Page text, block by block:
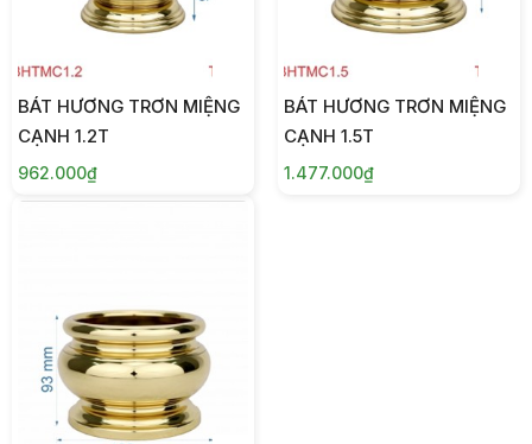
BÁT HƯƠNG TRƠN MIỆNG
CẠNH 1.2T
962.000₫
BÁT HƯƠNG TRƠN MIỆNG
CẠNH 1.5T
1.477.000₫